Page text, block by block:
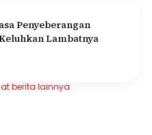
Penyeberangan
Lambatnya
berita lainnya